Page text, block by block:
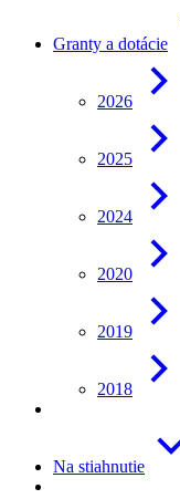
Granty a dotácie
2026
2025
2024
2020
2019
2018
Na stiahnutie